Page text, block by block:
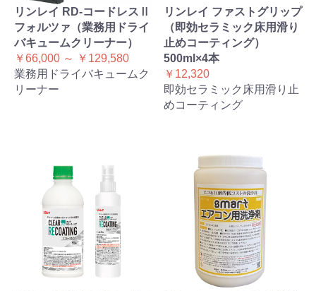
リンレイ RD-コードレスⅡ
フォルツァ（業務用ドライ
バキュームクリーナー）
￥66,000 ～ ￥129,580
業務用ドライバキュームク
リーナー
リンレイ ファストグリップ
（即効セラミック床用滑り
止めコーティング）
500ml×4本
￥12,320
即効セラミック床用滑り止
めコーティング